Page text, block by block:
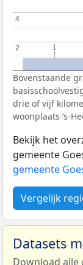
2
2
4
4
1
1
Bovenstaande
drie of vijf
woonplaats ’s-
Bekijk het
gemeente
gemeente
Vergelijk
Datasets
Download